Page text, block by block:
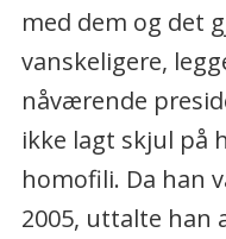
med dem og det
vanskeligere,
nåværende
ikke lagt skjul på
homofili. Da han
2005, uttalte han